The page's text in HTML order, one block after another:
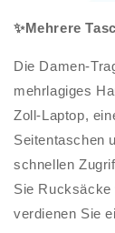
✨Mehrere
Die Damen-
mehrlagiges
Zoll-Laptop,
Seitentaschen
schnellen
Sie Rucksäcke
verdienen Sie